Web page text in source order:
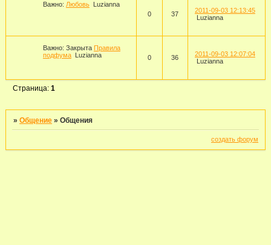
Важно: Любовь
Luzianna
0
37
2011-09-03 12:13:45
Luzianna
Важно: Закрыта Правила
подфума
Luzianna 0 36
2011-09-03 12:07:04
Luzianna
Страница:1
»Общение »Общения
создать форум